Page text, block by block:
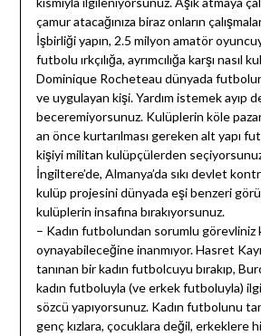
çamur atacağınıza biraz onların
İşbirliği yapın, 2.5 milyon amatör
futbolu ırkçılığa, ayrımcılığa karşı nasıl
Dominique Rocheteau dünyada
ve uygulayan kişi. Yardım istemek ayıp
beceremiyorsunuz. Kulüplerin köle
an önce kurtarılması gereken alt yapı
kişiyi militan kulüpçülerden
İngiltere’de, Almanya’da sıkı devlet
kulüp projesini dünyada eşi benzeri
kulüplerin insafına bırakıyorsunuz.
– Kadın futbolundan sorumlu görevliniz
oynayabileceğine inanmıyor. Hasret
tanınan bir kadın futbolcuyu bırakıp,
kadın futboluyla (ve erkek futboluyla)
sözcü yapıyorsunuz. Kadın futbolunu
genç kızlara, çocuklara değil, erkeklere